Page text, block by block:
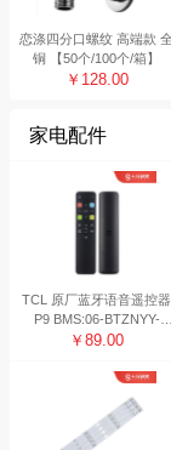
恋涤四分口螺纹 高端款 全
铜 【50个/100个/箱】
￥128.00
家电配件
TCL 原厂蓝牙语音遥控器
P9 BMS:06-BTZNYY-
BRC802D
￥89.00